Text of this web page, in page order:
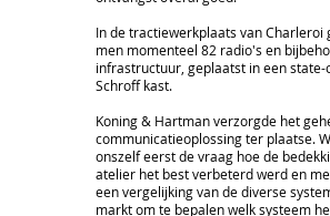
In de tractiewerkplaats van Charleroi
men momenteel 82 radio's en
infrastructuur, geplaatst in een
Schroff kast.
Koning & Hartman verzorgde het
communicatieoplossing ter plaatse.
onszelf eerst de vraag hoe de
atelier het best verbeterd werd en
een vergelijking van de diverse
markt om te bepalen welk systeem